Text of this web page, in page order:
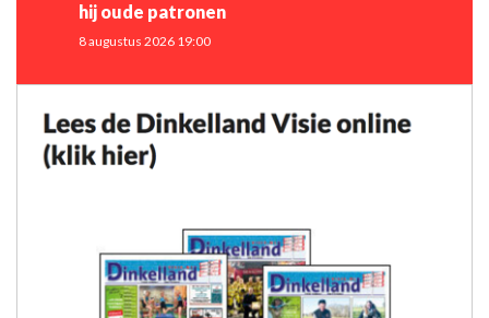
hij oude patronen
8 augustus 2026 19:00